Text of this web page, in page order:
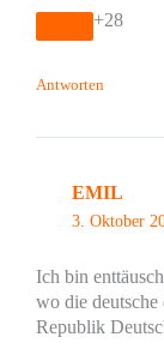
+28
Antworten
EMIL
3. Oktober
Ich bin
wo die
Republik